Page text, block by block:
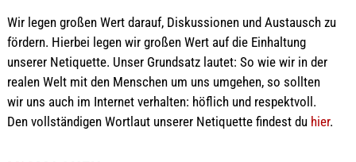
Wir legen großen Wert darauf, Diskussionen und Austausch zu
fördern. Hierbei legen wir großen Wert auf die Einhaltung
unserer Netiquette. Unser Grundsatz lautet: So wie wir in der
realen Welt mit den Menschen um uns umgehen, so sollten
wir uns auch im Internet verhalten: höflich und respektvoll.
Den vollständigen Wortlaut unserer Netiquette findest du hier.